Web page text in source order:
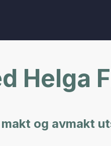
Helga
og avmakt